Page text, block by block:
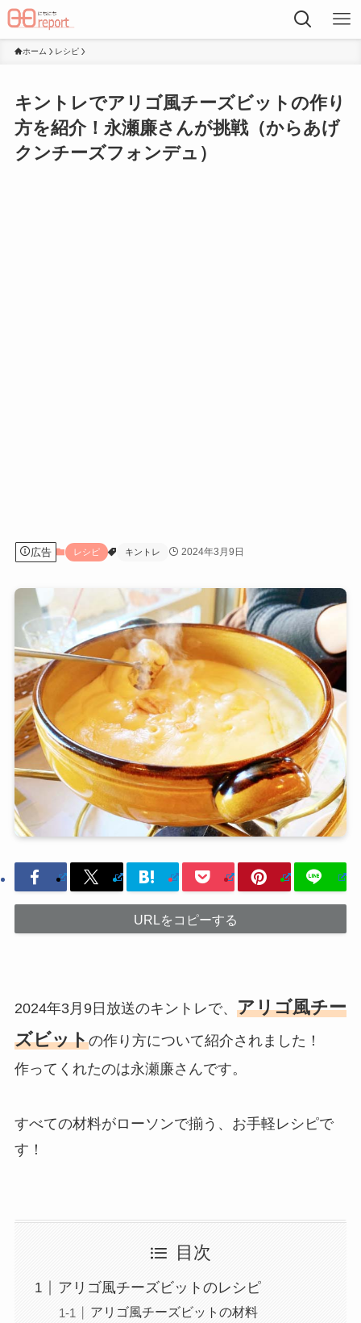
ホーム レシピ
キントレでアリゴ風チーズビットの作り
方を紹介！永瀬廉さんが挑戦（からあげ
クンチーズフォンデュ）
広告 レシピ キントレ 2024年3月9日
URLをコピーする
2024年3月9日放送のキントレで、 アリゴ風チー
ズビットの作り方について紹介されました！
作ってくれたのは永瀬廉さんです。
すべての材料がローソンで揃う、お手軽レシピで
す！
目次
アリゴ風チーズビットのレシピ
アリゴ風チーズビットの材料